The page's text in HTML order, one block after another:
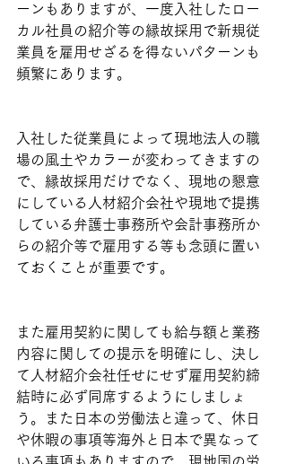
ーンもありますが、一度入社したロー
カル社員の紹介等の縁故採用で新規従
業員を雇用せざるを得ないパターンも
頻繁にあります。
入社した従業員によって現地法人の職
場の風土やカラーが変わってきますの
で、縁故採用だけでなく、現地の懇意
にしている人材紹介会社や現地で提携
している弁護士事務所や会計事務所か
らの紹介等で雇用する等も念頭に置い
ておくことが重要です。
また雇用契約に関しても給与額と業務
内容に関しての提示を明確にし、決し
て人材紹介会社任せにせず雇用契約締
結時に必ず同席するようにしましょ
う。また日本の労働法と違って、休日
や休暇の事項等海外と日本で異なって
いる事項もありますので、現地国の労